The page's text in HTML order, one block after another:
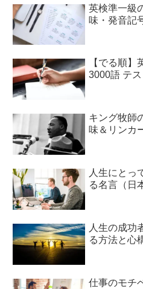
英検準一級
味・発音記
【でる順】
3000語 テ
キング牧師
味＆リンカ
人生にとっ
る名言（日
人生の成功
る方法と心
仕事のモチ